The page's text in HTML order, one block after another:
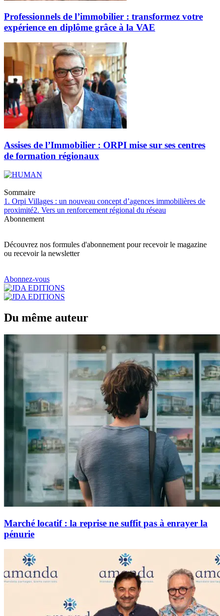
Professionnels de l’immobilier : transformez votre
expérience en diplôme grâce à la VAE
Assises de l’Immobilier : ORPI mise sur ses centres
de formation régionaux
Sommaire
1. Orpi Villages : un nouveau concept d’agences immobilières de
proximité2. Vers un renforcement régional du réseau
Abonnement
Découvrez nos formules d'abonnement pour recevoir le magazine
ou recevoir la newsletter
Abonnez-vous
Du même auteur
Marché locatif : la reprise ne suffit pas à enrayer la
pénurie